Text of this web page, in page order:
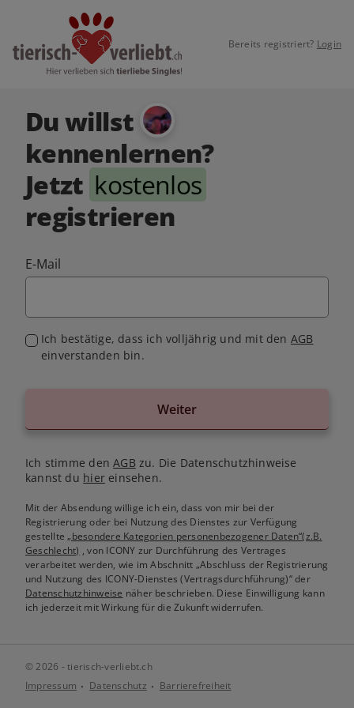
Bereits registriert? Login
Du willst
kennenlernen?
Jetzt kostenlos
registrieren
E-Mail
Ich bestätige, dass ich volljährig und mit den AGB
einverstanden bin.
Weiter
Ich stimme denAGB zu. Die Datenschutzhinweise
kannst du hiereinsehen.
Mit der Absendung willige ich ein, dass von mir bei der
Registrierung oder bei Nutzung des Dienstes zur Verfügung
gestellte„besondere Kategorien personenbezogener Daten“(z.B.
Geschlecht) , von ICONY zur Durchführung des Vertrages
verarbeitet werden, wie im Abschnitt „Abschluss der Registrierung
und Nutzung des ICONY-Dienstes (Vertragsdurchführung)“ der
Datenschutzhinweise näher beschrieben. Diese Einwilligung kann
ich jederzeit mit Wirkung für die Zukunft widerrufen.
© 2026 - tierisch-verliebt.ch
Impressum
Datenschutz Barrierefreiheit